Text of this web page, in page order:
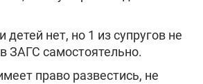
нет, но 1 из супругов не
ЗАГС самостоятельно.
право развестись, не